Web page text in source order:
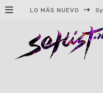
LO MÁS NUEVO